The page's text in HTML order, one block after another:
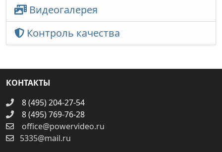
Видеогалерея
Контроль качества
КОНТАКТЫ
8 (495) 204-27-54
8 (495) 769-76-28
office@powervideo.ru
5335@mail.ru